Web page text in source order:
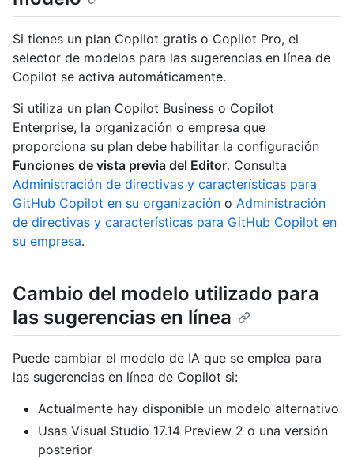
Si tienes un plan Copilot gratis o Copilot Pro, el
selector de modelos para las sugerencias en línea de
Copilot se activa automáticamente.
Si utiliza un plan Copilot Business o Copilot
Enterprise, la organización o empresa que
proporciona su plan debe habilitar la configuración
Funciones de vista previa del Editor. Consulta
Administración de directivas y características para
GitHub Copilot en su organización o Administración
de directivas y características para GitHub Copilot en
su empresa.
Cambio del modelo utilizado para
las sugerencias en línea
Puede cambiar el modelo de IA que se emplea para
las sugerencias en línea de Copilot si:
Actualmente hay disponible un modelo alternativo
Usas Visual Studio 17.14 Preview 2 o una versión
posterior